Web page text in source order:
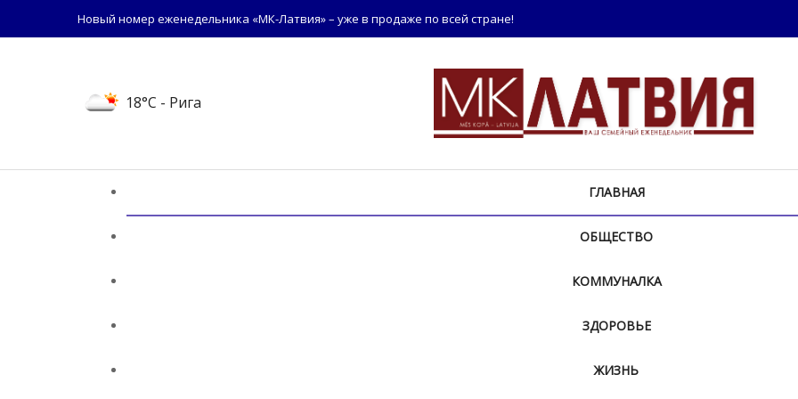
Новый номер еженедельника «МК-Латвия» – уже в продаже по всей стране!
18°C - Рига
ГЛАВНАЯ
ОБЩЕСТВО
КОММУНАЛКА
ЗДОРОВЬЕ
ЖИЗНЬ